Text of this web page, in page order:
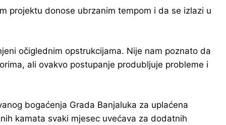
projektu donose ubrzanim tempom i da se izlazi u
očiglednim opstrukcijama. Nije nam poznato da
ali ovakvo postupanje produbljuje probleme i
bogaćenja Grada Banjaluka za uplaćena
kamata svaki mjesec uvećava za dodatnih